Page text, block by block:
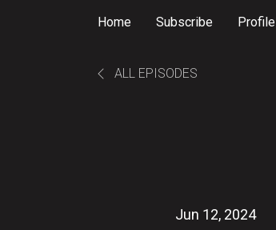
Home Subscribe Profile
ALL EPISODES
Jun 12, 2024